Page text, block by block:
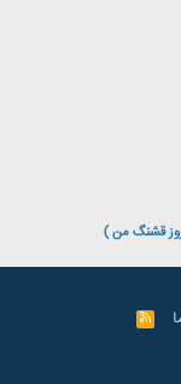
قشنگ من )
R
S